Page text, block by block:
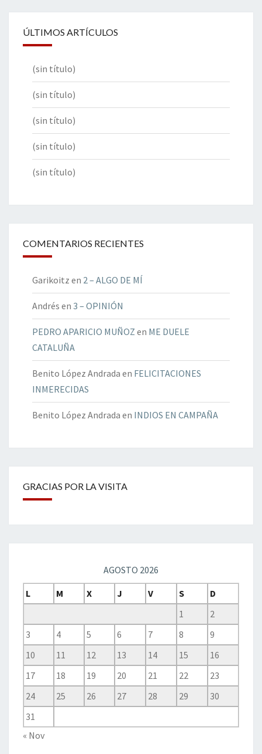
ÚLTIMOS ARTÍCULOS
(sin título)
(sin título)
(sin título)
(sin título)
(sin título)
COMENTARIOS RECIENTES
Garikoitz en 2 – ALGO DE MÍ
Andrés en 3 – OPINIÓN
PEDRO APARICIO MUÑOZ en ME DUELE
CATALUÑA
Benito López Andrada en FELICITACIONES
INMERECIDAS
Benito López Andrada en INDIOS EN CAMPAÑA
GRACIAS POR LA VISITA
AGOSTO 2026
L
M X J V S
D
1
2
3
4 5 6 7 8
9
10
11 12 13 14 15
16
17
18 19 20 21 22
23
24
25 26 27 28 29
30
31
« Nov